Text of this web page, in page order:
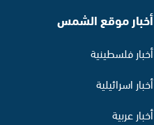
أخبار موقع الشمس
أخبار فلسطينية
أخبار اسرائيلية
أخبار عربية